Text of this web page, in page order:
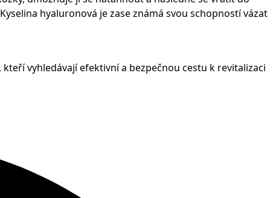
hyaluronová je zase známá svou schopností vázat
vyhledávají efektivní a bezpečnou cestu k revitalizaci